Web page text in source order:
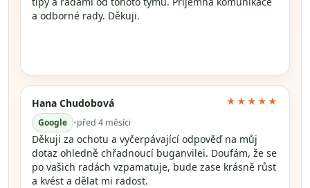
a odborné rady. Děkuji.
Hana Chudobová
Google •před 4 měsíci
★★★★★
Děkuji za ochotu a vyčerpávající odpověď na můj
dotaz ohledně chřadnoucí buganvilei. Doufám, že se
po vašich radách vzpamatuje, bude zase krásně růst
a kvést a dělat mi radost.